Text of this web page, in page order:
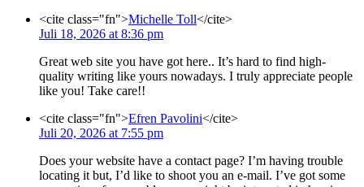
<cite class="fn">Michelle Toll</cite>
Juli 18, 2026 at 8:36 pm
Great web site you have got here.. It’s hard to find high-
quality writing like yours nowadays. I truly appreciate people
like you! Take care!!
<cite class="fn">Efren Pavolini</cite>
Juli 20, 2026 at 7:55 pm
Does your website have a contact page? I’m having trouble
locating it but, I’d like to shoot you an e-mail. I’ve got some